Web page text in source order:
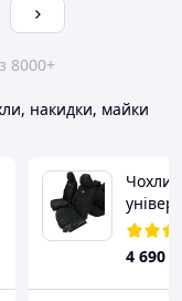
8000+
накидки, майки
Чохли
Фокус
4 690